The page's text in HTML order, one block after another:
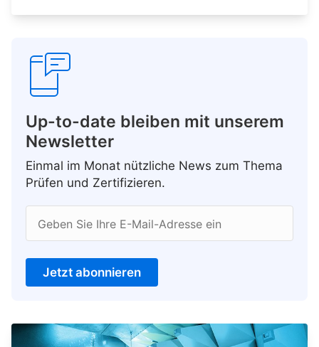
Up-to-date bleiben mit unserem
Newsletter
Einmal im Monat nützliche News zum Thema
Prüfen und Zertifizieren.
Geben Sie Ihre E-Mail-Adresse ein
Jetzt abonnieren